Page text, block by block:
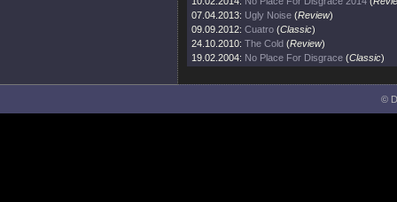
07.04.2013: Ugly Noise (Review)
09.09.2012: Cuatro (Classic)
24.10.2010: The Cold (Review)
19.02.2004: No Place For Disgrace (Classic)
©